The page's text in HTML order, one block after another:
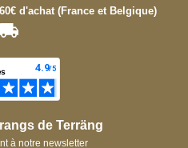
d'achat (France et Belgique)
de Terräng
à notre newsletter